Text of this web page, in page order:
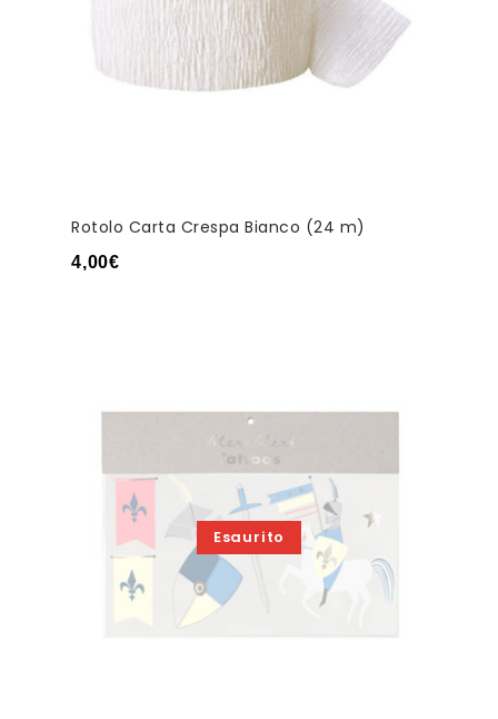
Rotolo Carta Crespa Bianco (24 m)
4,00€
Esaurito